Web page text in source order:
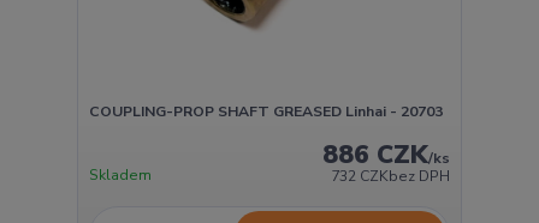
COUPLING-PROP SHAFT GREASED Linhai - 20703
886 CZK/ks
732 CZKbez DPH
Skladem